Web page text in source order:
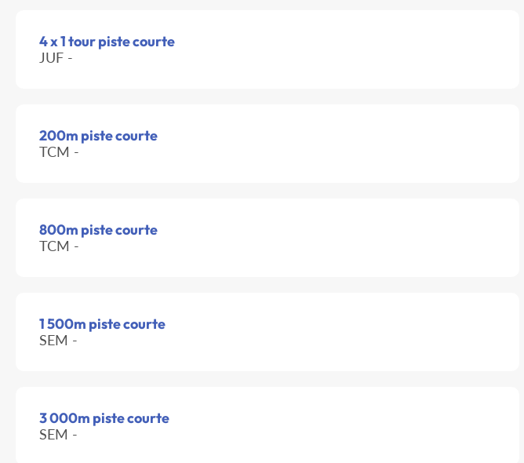
4 x 1 tour piste courte
JUF -
200m piste courte
TCM -
800m piste courte
TCM -
1 500m piste courte
SEM -
3 000m piste courte
SEM -